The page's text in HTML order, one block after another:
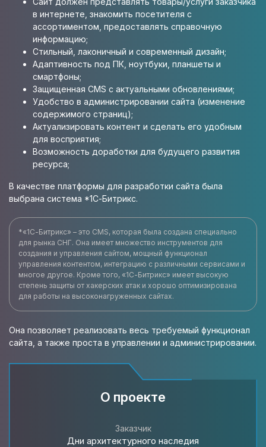
в интернете, знакомить посетителя с
ассортиментом, предоставлять справочную
информацию;
Стильный, лаконичный и современный дизайн;
Адаптивность под ПК, ноутбуки, планшеты и
смартфоны;
Защищенная CMS с актуальными обновлениями;
Удобство в администрировании сайта (изменение
содержимого страниц);
Актуализировать контент и сделать его удобным
для восприятия;
Возможность доработки для будущего развития
ресурса;
В качестве платформы для разработки сайта была
выбрана система *1С-Битрикс.
*«1С-Битрикс» – это CMS, которая была создана специально
для рынка СНГ. Она имеет множество инструментов для
создания и управления сайтом, мощный функционал
управления контентом, интеграцию с различными сервисами и
многое другое. Кроме того, «1С-Битрикс» имеет высокую
степень защиты от хакерских атак и хорошо оптимизирована
для работы на высоконагруженных сайтах.
Она позволяет реализовать весь требуемый функционал
сайта, а также проста в управлении и администрировании.
О проекте
Заказчик
Дни архитектурного наследия